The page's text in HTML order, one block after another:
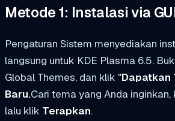
Metode 1: Instalasi via
Pengaturan Sistem menyediakan
langsung untuk KDE Plasma 6.5.
Global Themes, dan klik "Dapatkan
Baru.Cari tema yang Anda inginkan,
lalu klik Terapkan.